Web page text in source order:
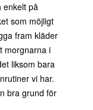
enkelt på
som möjligt
fram kläder
morgnarna i
liksom bara
vi har.
bra grund för